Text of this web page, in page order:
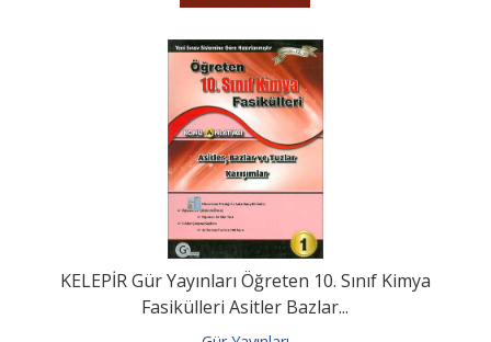
KELEPİR Gür Yayınları Öğreten 10. Sınıf Kimya
Fasikülleri Asitler Bazlar...